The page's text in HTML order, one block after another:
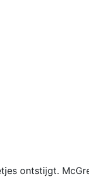
ontstijgt.